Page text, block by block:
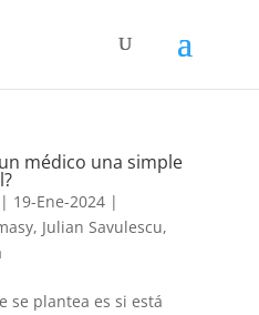
médico una simple
| 19-Ene-2024|
, Julian Savulescu,
se plantea es si está